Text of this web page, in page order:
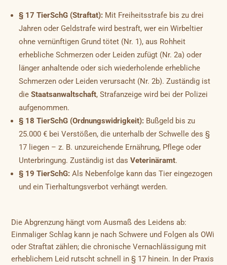
§ 17 TierSchG (Straftat): Mit Freiheitsstrafe bis zu drei
Jahren oder Geldstrafe wird bestraft, wer ein Wirbeltier
ohne vernünftigen Grund tötet (Nr. 1), aus Rohheit
erhebliche Schmerzen oder Leiden zufügt (Nr. 2a) oder
länger anhaltende oder sich wiederholende erhebliche
Schmerzen oder Leiden verursacht (Nr. 2b). Zuständig ist
dieStaatsanwaltschaft, Strafanzeige wird bei der Polizei
aufgenommen.
§ 18 TierSchG (Ordnungswidrigkeit): Bußgeld bis zu
25.000 € bei Verstößen, die unterhalb der Schwelle des §
17 liegen – z. B. unzureichende Ernährung, Pflege oder
Unterbringung. Zuständig ist dasVeterinäramt.
§ 19 TierSchG: Als Nebenfolge kann das Tier eingezogen
und ein Tierhaltungsverbot verhängt werden.
Die Abgrenzung hängt vom Ausmaß des Leidens ab:
Einmaliger Schlag kann je nach Schwere und Folgen als OWi
oder Straftat zählen; die chronische Vernachlässigung mit
erheblichem Leid rutscht schnell in § 17 hinein. In der Praxis